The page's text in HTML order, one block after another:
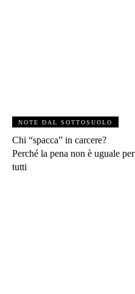
NOTE DAL SOTTOSUOLO
Chi “spacca” in carcere?
Perché la pena non è uguale per
tutti